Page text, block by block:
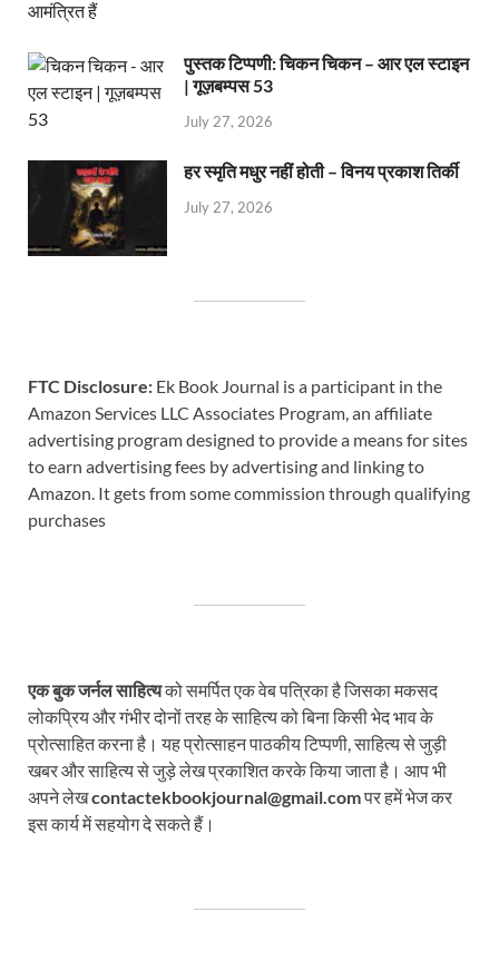
पुस्तक टिप्पणी: चिकन चिकन – आर एल स्टाइन
| गूज़बम्पस 53
July 27, 2026
हर स्मृति मधुर नहीं होती – विनय प्रकाश तिर्की
July 27, 2026
FTC Disclosure: Ek Book Journal is a participant in the
Amazon Services LLC Associates Program, an affiliate
advertising program designed to provide a means for sites
to earn advertising fees by advertising and linking to
Amazon. It gets from some commission through qualifying
purchases
एक बुक जर्नल साहित्यको समर्पित एक वेब पत्रिका है जिसका मकसद
लोकप्रिय और गंभीर दोनों तरह के साहित्य को बिना किसी भेद भाव के
प्रोत्साहित करना है। यह प्रोत्साहन पाठकीय टिप्पणी, साहित्य से जुड़ी
खबर और साहित्य से जुड़े लेख प्रकाशित करके किया जाता है। आप भी
अपने लेखcontactekbookjournal@gmail.comपर हमें भेज कर
इस कार्य में सहयोग दे सकते हैं।